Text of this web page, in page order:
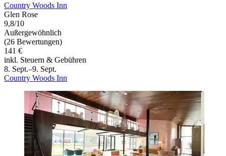
Country Woods Inn
Glen Rose
9,8/10
Außergewöhnlich
(26 Bewertungen)
141 €
inkl. Steuern & Gebühren
8. Sept.–9. Sept.
Country Woods Inn